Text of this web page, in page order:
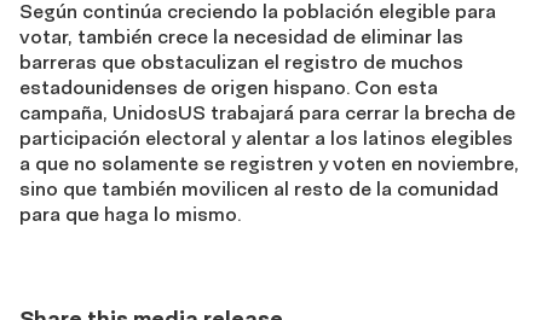
Según continúa creciendo la población elegible para
votar, también crece la necesidad de eliminar las
barreras que obstaculizan el registro de muchos
estadounidenses de origen hispano. Con esta
campaña, UnidosUS trabajará para cerrar la brecha de
participación electoral y alentar a los latinos elegibles
a que no solamente se registren y voten en noviembre,
sino que también movilicen al resto de la comunidad
para que haga lo mismo.